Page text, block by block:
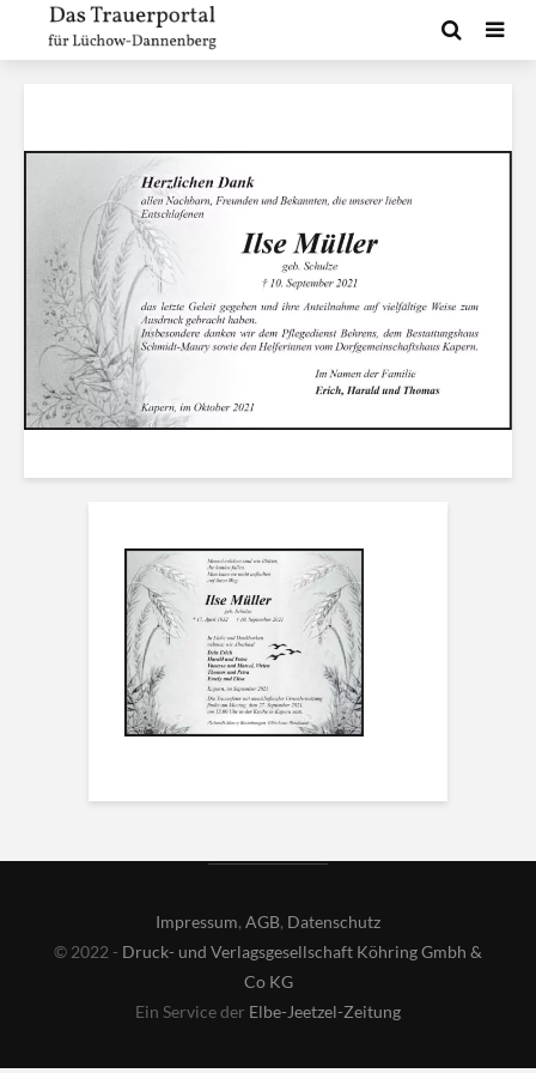
Impressum, AGB, Datenschutz
© 2022 - Druck- und Verlagsgesellschaft Köhring Gmbh &
Co KG
Ein Service der Elbe-Jeetzel-Zeitung